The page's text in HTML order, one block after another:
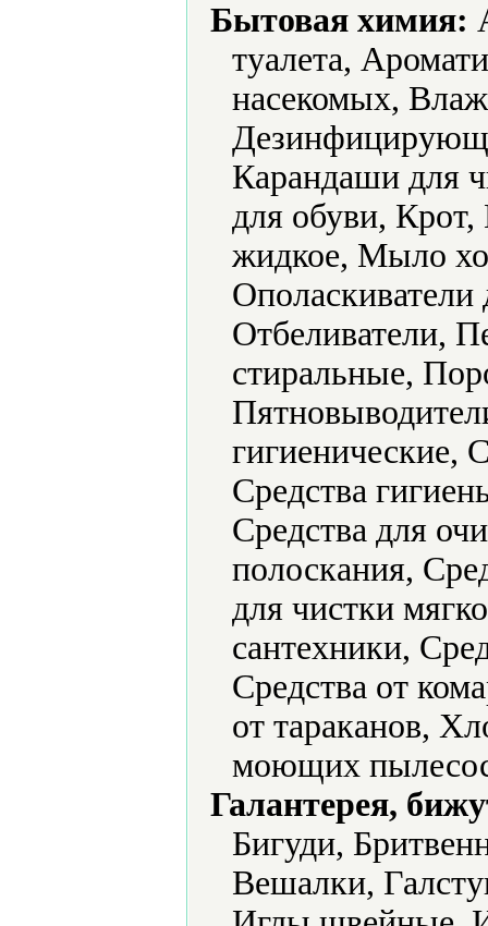
Бытовая химия:
туалета,
насекомых,
Карандаши для
для обуви,
жидкое, Мыло
Ополаскиватели
Отбеливатели,
стиральные,
гигиенические,
Средства
Средства для
полоскания,
для чистки
сантехники,
Средства от
от тараканов,
моющих
Галантерея,
Бигуди,
Вешалки,